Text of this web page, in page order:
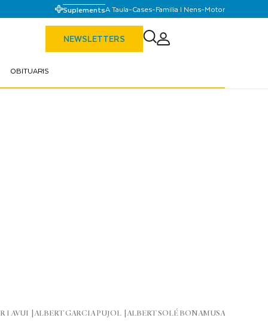
SuplementsA Taula-Cases-Familia I Nens-Motor
NEWSLETTERS
OBITUARIS
I AVUI ALBERT GARCIA PUJOL ALBERT SOLÉ BONAMUSA